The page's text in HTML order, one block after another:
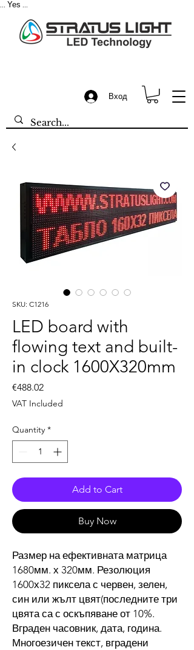
Yes
Вход
SKU: C1216
LED board with
flowing text and built-
in clock 1600X320mm
€488.02Price
VAT Included
Quantity *
Add to Cart
Buy Now
Размер на ефективната матрица
1680мм. х 320мм. Резолюция
1600х32 пиксела с червен, зелен,
син или жълт цвят(последните три
цвята са с оскъпяване от 10%.
Вграден часовник, дата, година.
Многоезичен текст, вградени